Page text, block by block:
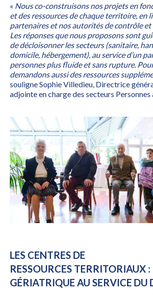
« Nous co-construisons nos projets en
et des ressources de chaque territoire, en
partenaires et nos autorités de contrôle
Les réponses que nous proposons sont
de décloisonner les secteurs (sanitaire,
domicile, hébergement), au service d’un
personnes plus fluide et sans rupture.
demandons aussi des ressources
souligne Sophie Villedieu, Directrice
adjointe en charge des secteurs Personnes
LES CENTRES DE
RESSOURCES TERRITORIAUX :
GÉRIATRIQUE AU SERVICE DU